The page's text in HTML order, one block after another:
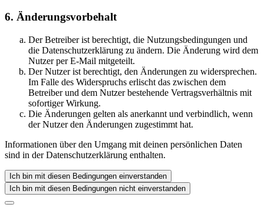
6. Änderungsvorbehalt
Der Betreiber ist berechtigt, die Nutzungsbedingungen und
die Datenschutzerklärung zu ändern. Die Änderung wird dem
Nutzer per E-Mail mitgeteilt.
Der Nutzer ist berechtigt, den Änderungen zu widersprechen.
Im Falle des Widerspruchs erlischt das zwischen dem
Betreiber und dem Nutzer bestehende Vertragsverhältnis mit
sofortiger Wirkung.
Die Änderungen gelten als anerkannt und verbindlich, wenn
der Nutzer den Änderungen zugestimmt hat.
Informationen über den Umgang mit deinen persönlichen Daten
sind in der Datenschutzerklärung enthalten.